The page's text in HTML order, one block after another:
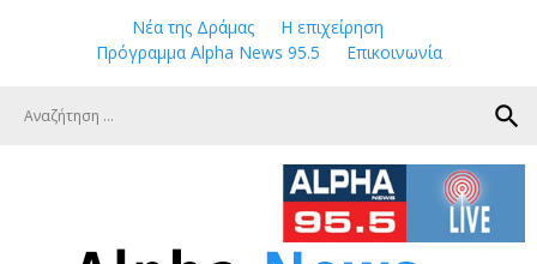
Νέα της Δράμας
Η επιχείρηση
Πρόγραμμα Alpha News 95.5
Επικοινωνία
search